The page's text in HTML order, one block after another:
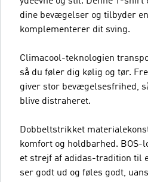
dine bevægelser og tilbyder
komplementerer dit sving.
Climacool-teknologien
så du føler dig kølig og tør.
giver stor bevægelsesfrihed,
blive distraheret.
Dobbeltstrikket
komfort og holdbarhed. BOS-
et strejf af adidas-tradition til
ser godt ud og føles godt,